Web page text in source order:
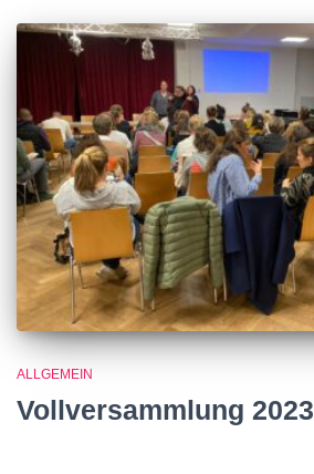
ALLGEMEIN
Vollversammlung 2023